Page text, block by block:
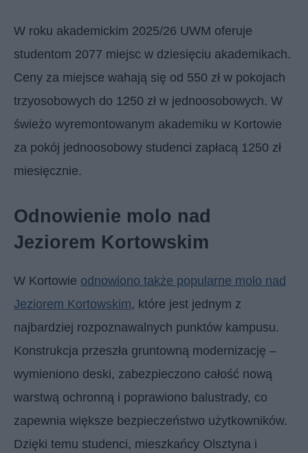
W roku akademickim 2025/26 UWM oferuje
studentom 2077 miejsc w dziesięciu akademikach.
Ceny za miejsce wahają się od 550 zł w pokojach
trzyosobowych do 1250 zł w jednoosobowych. W
świeżo wyremontowanym akademiku w Kortowie
za pokój jednoosobowy studenci zapłacą 1250 zł
miesięcznie.
Odnowienie molo nad
Jeziorem Kortowskim
W Kortowie odnowiono także popularne molo nad
Jeziorem Kortowskim, które jest jednym z
najbardziej rozpoznawalnych punktów kampusu.
Konstrukcja przeszła gruntowną modernizację –
wymieniono deski, zabezpieczono całość nową
warstwą ochronną i poprawiono balustrady, co
zapewnia większe bezpieczeństwo użytkowników.
Dzięki temu studenci, mieszkańcy Olsztyna i